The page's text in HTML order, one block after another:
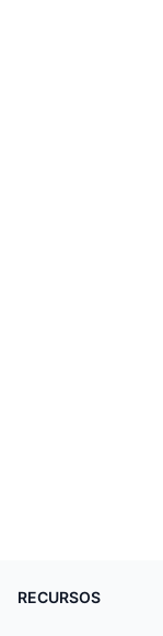
RECURSOS